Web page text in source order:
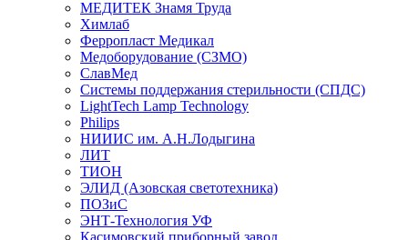
МЕДИТЕК Знамя Труда
Химлаб
Ферропласт Медикал
Медоборудование (СЗМО)
СлавМед
Системы поддержания стерильности (СПДС)
LightTech Lamp Technology
Philips
НИИИС им. А.Н.Лодыгина
ЛИТ
ТИОН
ЭЛИД (Азовская светотехника)
ПОЗиС
ЭНТ-Технология УФ
Касимовский приборный завод